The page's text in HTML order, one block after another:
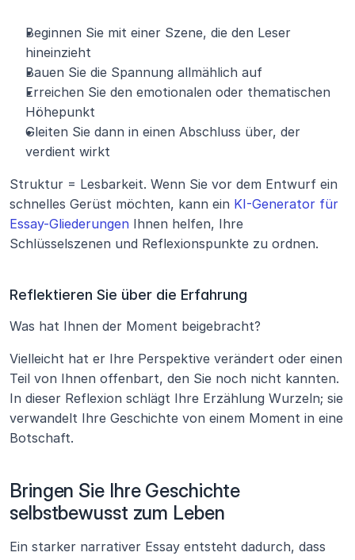
Beginnen Sie mit einer Szene, die den Leser
hineinzieht
Bauen Sie die Spannung allmählich auf
Erreichen Sie den emotionalen oder thematischen
Höhepunkt
Gleiten Sie dann in einen Abschluss über, der
verdient wirkt
Struktur = Lesbarkeit. Wenn Sie vor dem Entwurf ein
schnelles Gerüst möchten, kann ein KI-Generator für
Essay-Gliederungen Ihnen helfen, Ihre
Schlüsselszenen und Reflexionspunkte zu ordnen.
Reflektieren Sie über die Erfahrung
Was hat Ihnen der Moment beigebracht?
Vielleicht hat er Ihre Perspektive verändert oder einen
Teil von Ihnen offenbart, den Sie noch nicht kannten.
In dieser Reflexion schlägt Ihre Erzählung Wurzeln; sie
verwandelt Ihre Geschichte von einem Moment in eine
Botschaft.
Bringen Sie Ihre Geschichte
selbstbewusst zum Leben
Ein starker narrativer Essay entsteht dadurch, dass